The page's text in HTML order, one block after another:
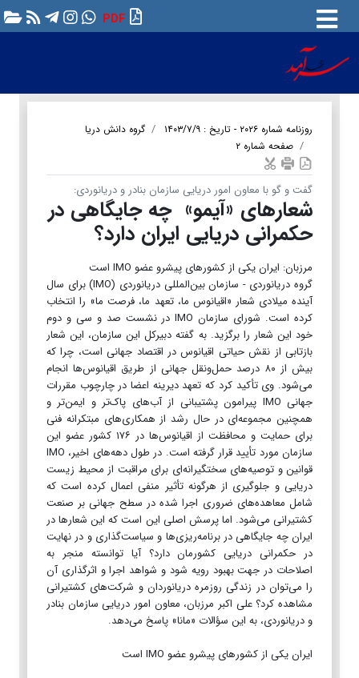
PDF
روزنامه شماره ۲۰۲۶ - تاریخ : ۱۴۰۳/۷/۹
گروه دانش دریا
صفحه شماره ۲
گفت و گو با معاون امور دریایی سازمان بنادر و دریانوردی:
شعار‌های «آیمو» چه جایگاهی در
حکمرانی دریایی ایران دارد؟
مرزبان: ایران یکی از کشورهای پیشرو عضو IMO است
​​​​​​​گروه دریانوردی - سازمان بین‌المللی دریانوردی (IMO) برای سال
آینده میلادی شعار «اقیانوس ما، تعهد ما، فرصت ما» را انتخاب
کرده است. شورای سازمان IMO در نشست صد و سی و دوم
خود این شعار را برگزید. به گفته دبیرکل این سازمان، این شعار
بازتابی از نقش حیاتی اقیانوس در اقتصاد جهانی است، چرا که
بیش از ۸۰ درصد حمل‌و‌نقل جهانی از طریق اقیانوس‌ها انجام
می‌شود. وی تأکید کرد که تعهد دیرینه اعضا در چارچوب مقررات
جهانی IMO پیرامون پشتیبانی از آب‌های پاک‌تر و ایمن‌تر و
همچنین مجموعه‌ای در حال رشد از همکاری‌های مبتکرانه فنی
برای حمایت و محافظت از اقیانوس‌ها در ۱۷۶ کشور عضو این
سازمان مورد تأیید قرار گرفته است. در طول دهه‌های اخیر، IMO
قوانین و توصیه‌های سختگیرانه‌ای برای مراقبت از محیط زیست
دریایی و جلوگیری از هرگونه تأثیر منفی اعمال کرده است که
شامل معاهده‌های ضروری اجرا شده در سطح جهانی بر صنعت
کشتیرانی می‌شود. اما پرسش اصلی این است که این شعار‌ها در
ایران چه جایگاهی در برنامه‌ریزی‌ها و سیاست‌گذاری و در نهایت
در حکمرانی دریایی کشورمان دارد؟ آیا توانسته منجر به
اصلاحات در جهت بهبود رویه شود و شواهد اجرا و اثرگذاری آن
را می‌توان در زندگی روزمره دریانوردان و شرکت‌های کشتیرانی
مشاهده کرد؟ علی اکبر مرزبان، معاون امور دریایی سازمان بنادر
و دریانوردی، به این سؤالات «مانا» پاسخ می‌دهد.
ایران یکی از کشورهای پیشرو عضو IMO است